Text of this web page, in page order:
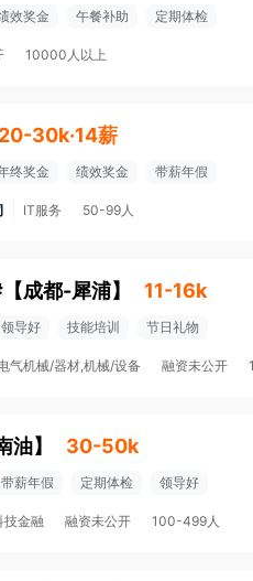
效奖金 午餐补助 定期体检
10000人以上
20-30k·14薪
终奖金 绩效奖金 带薪年假
IT服务 50-99人
【成都-犀浦】 11-16k
领导好 技能培训 节日礼物
气机械/器材,机械/设备 融资未公开
油】 30-50k
带薪年假 定期体检 领导好
技金融 融资未公开 100-499人